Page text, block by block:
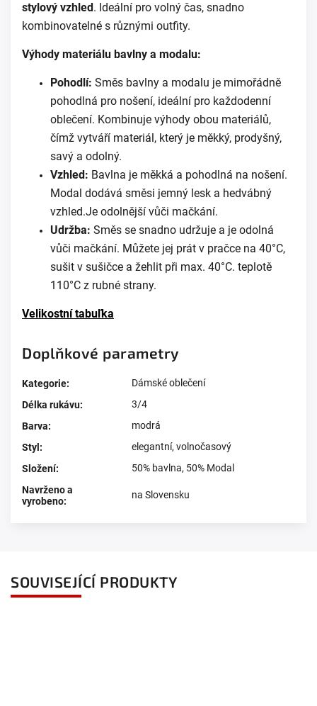
stylový vzhled. Ideální pro volný čas, snadno
kombinovatelné s různými outfity.
Výhody materiálu bavlny a modalu:
Pohodlí: Směs bavlny a modalu je mimořádně
pohodlná pro nošení, ideální pro každodenní
oblečení. Kombinuje výhody obou materiálů,
čímž vytváří materiál, který je měkký, prodyšný,
savý a odolný.
Vzhled: Bavlna je měkká a pohodlná na nošení.
Modal dodává směsi jemný lesk a hedvábný
vzhled.Je odolnější vůči mačkání.
Udržba: Směs se snadno udržuje a je odolná
vůči mačkání. Můžete jej prát v pračce na 40°C,
sušit v sušičce a žehlit při max. 40°C. teplotě
110°C z rubné strany.
Velikostní tabuľka
Doplňkové parametry
Kategorie:
Dámské oblečení
Délka rukávu:
3/4
Barva:
modrá
Styl : elegantní, volnočasový
Složení:
50% bavlna, 50% Modal
Navrženo a
vyrobeno:
na Slovensku
SOUVISEJÍCÍ PRODUKTY